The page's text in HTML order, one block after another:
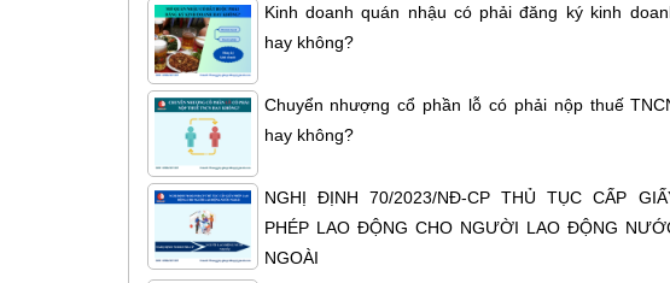
Kinh doanh quán nhậu có phải đăng ký kinh
hay không?
Chuyển nhượng cổ phần lỗ có phải nộp thuế
hay không?
NGHỊ ĐỊNH 70/2023/NĐ-CP THỦ TỤC CẤP
PHÉP LAO ĐỘNG CHO NGƯỜI LAO ĐỘNG
NGOÀI